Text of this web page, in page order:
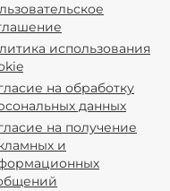
использования
на обработку
данных
на получение
и